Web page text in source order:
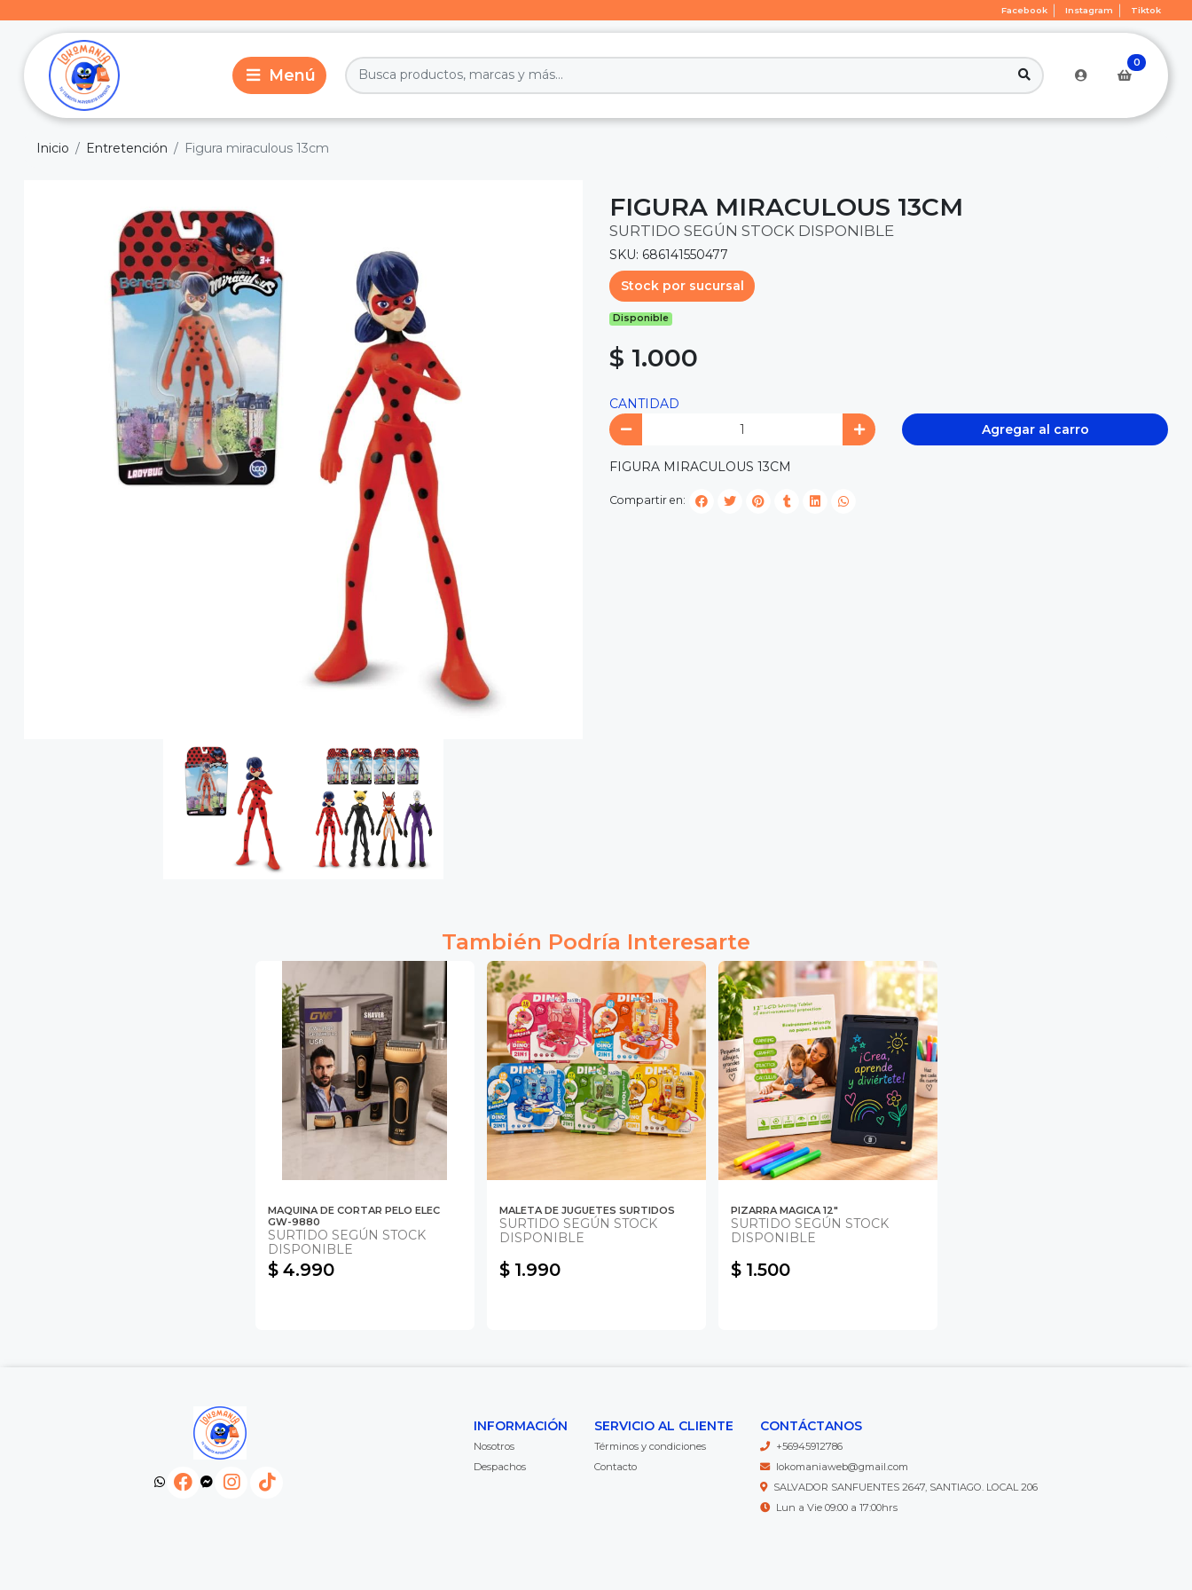
Facebook Instagram Tiktok
0
Inicio Entretención Figura miraculous 13cm
FIGURA MIRACULOUS 13CM
SURTIDO SEGÚN STOCK DISPONIBLE
SKU: 686141550477
Stock por sucursal
Disponible
$ 1.000
CANTIDAD
Agregar al carro
FIGURA MIRACULOUS 13CM
Compartir en:
También Podría Interesarte
MAQUINA DE CORTAR PELO ELEC
GW-9880
SURTIDO SEGÚN STOCK
DISPONIBLE
$ 4.990
MALETA DE JUGUETES SURTIDOS
SURTIDO SEGÚN STOCK
DISPONIBLE
$ 1.990
PIZARRA MAGICA 12"
SURTIDO SEGÚN STOCK
DISPONIBLE
$ 1.500
INFORMACIÓN
Nosotros
Despachos
SERVICIO AL CLIENTE
Términos y condiciones
Contacto
CONTÁCTANOS
+56945912786
lokomaniaweb@gmail.com
SALVADOR SANFUENTES 2647, SANTIAGO. LOCAL 206
Lun a Vie 09:00 a 17:00hrs